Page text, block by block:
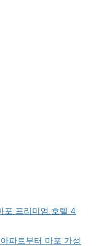
포 프리미엄 호텔 4
파트부터 마포 가성